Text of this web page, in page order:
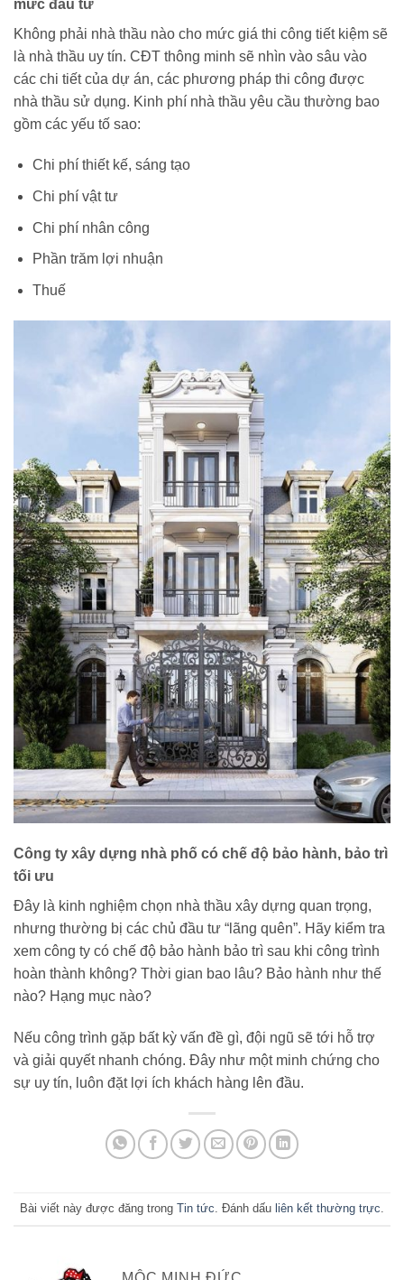
mức đầu tư
Không phải nhà thầu nào cho mức giá thi công tiết kiệm sẽ
là nhà thầu uy tín. CĐT thông minh sẽ nhìn vào sâu vào
các chi tiết của dự án, các phương pháp thi công được
nhà thầu sử dụng. Kinh phí nhà thầu yêu cầu thường bao
gồm các yếu tố sao:
Chi phí thiết kế, sáng tạo
Chi phí vật tư
Chi phí nhân công
Phần trăm lợi nhuận
Thuế
Công ty xây dựng nhà phố có chế độ bảo hành, bảo trì
tối ưu
Đây là kinh nghiệm chọn nhà thầu xây dựng quan trọng,
nhưng thường bị các chủ đầu tư “lãng quên”. Hãy kiểm tra
xem công ty có chế độ bảo hành bảo trì sau khi công trình
hoàn thành không? Thời gian bao lâu? Bảo hành như thế
nào? Hạng mục nào?
Nếu công trình gặp bất kỳ vấn đề gì, đội ngũ sẽ tới hỗ trợ
và giải quyết nhanh chóng. Đây như một minh chứng cho
sự uy tín, luôn đặt lợi ích khách hàng lên đầu.
Bài viết này được đăng trong Tin tức . Đánh dấu liên kết thường trực